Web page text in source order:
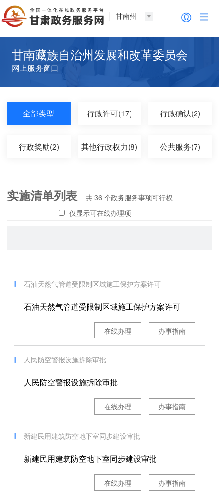
甘南州
甘南藏族自治州发展和改革委员会
网上服务窗口
全部类型 行政许可(17) 行政确认(2)
行政奖励(2) 其他行政权力(8) 公共服务(7)
实施清单列表 共36 个政务服务事项可行权
仅显示可在线办理项
石油天然气管道受限制区域施工保护方案许可
石油天然气管道受限制区域施工保护方案许可
办事指南
在线办理
人民防空警报设施拆除审批
人民防空警报设施拆除审批
办事指南
在线办理
新建民用建筑防空地下室同步建设审批
新建民用建筑防空地下室同步建设审批
办事指南
在线办理